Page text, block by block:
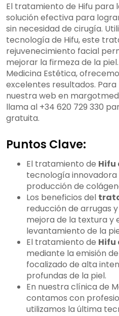
El tratamiento de Hifu para
solución efectiva para
sin necesidad de cirugía.
tecnología de Hifu, este
rejuvenecimiento facial
mejorar la firmeza de la
Medicina Estética,
excelentes resultados.
nuestra web en
llama al +34 620 729 330
gratuita.
Puntos Clave:
El tratamiento de Hifu
tecnología
producción de
Los beneficios del
reducción de arrugas
mejora de la textura y
levantamiento de la
El tratamiento de Hifu
mediante la emisión
focalizado de alta
profundas de la piel.
En nuestra clínica de
contamos con
utilizamos la última